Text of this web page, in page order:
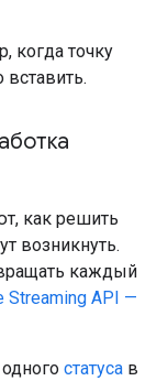
когда точку
как решить
возникнуть.
каждый
Streaming API —
статуса в